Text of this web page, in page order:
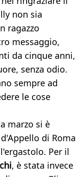
non sia
ragazzo
messaggio,
da cinque anni,
senza odio.
sempre ad
le cose
marzo si è
di Roma
Per il
, è stata invece